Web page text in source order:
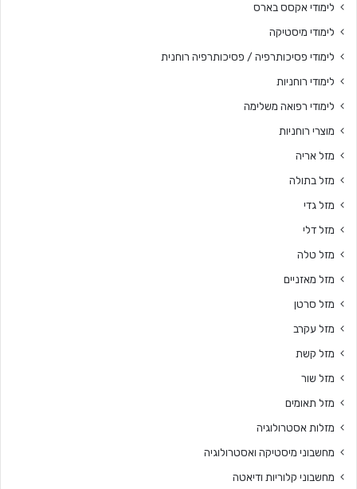
לימודי אקסס בארס
לימודי מיסטיקה
לימודי פסיכותרפיה / פסיכותרפיה רוחנית
לימודי רוחניות
לימודי רפואה משלימה
מוצרי רוחניות
מזל אריה
מזל בתולה
מזל גדי
מזל דלי
מזל טלה
מזל מאזניים
מזל סרטן
מזל עקרב
מזל קשת
מזל שור
מזל תאומים
מזלות אסטרולוגיה
מחשבוני מיסטיקה ואסטרולוגיה
מחשבוני קלוריות ודיאטה